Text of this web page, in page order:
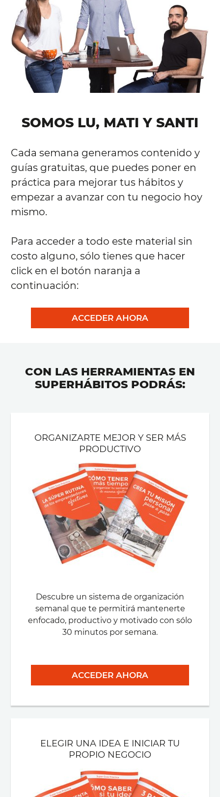
SOMOS LU, MATI Y SANTI
Cada semana generamos contenido y
guías gratuitas, que puedes poner en
práctica para mejorar tus hábitos y
empezar a avanzar con tu negocio hoy
mismo.
Para acceder a todo este material sin
costo alguno, sólo tienes que hacer
click en el botón naranja a
continuación:
ACCEDER AHORA
CON LAS HERRAMIENTAS EN
SUPERHÁBITOS PODRÁS:
ORGANIZARTE MEJOR Y SER MÁS
PRODUCTIVO
Descubre un sistema de organización
semanal que te permitirá mantenerte
enfocado, productivo y motivado con sólo
30 minutos por semana.
ACCEDER AHORA
ELEGIR UNA IDEA E INICIAR TU
PROPIO NEGOCIO